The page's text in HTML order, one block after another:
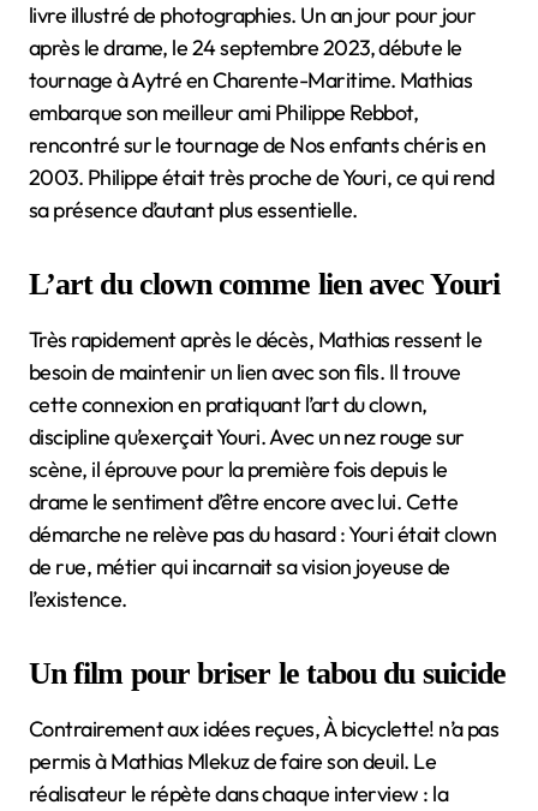
livre illustré de photographies. Un an jour pour jour
après le drame, le 24 septembre 2023, débute le
tournage à Aytré en Charente-Maritime. Mathias
embarque son meilleur ami Philippe Rebbot,
rencontré sur le tournage de Nos enfants chéris en
2003. Philippe était très proche de Youri, ce qui rend
sa présence d’autant plus essentielle.
L’art du clown comme lien avec Youri
Très rapidement après le décès, Mathias ressent le
besoin de maintenir un lien avec son fils. Il trouve
cette connexion en pratiquant l’art du clown,
discipline qu’exerçait Youri. Avec un nez rouge sur
scène, il éprouve pour la première fois depuis le
drame le sentiment d’être encore avec lui. Cette
démarche ne relève pas du hasard : Youri était clown
de rue, métier qui incarnait sa vision joyeuse de
l’existence.
Un film pour briser le tabou du suicide
Contrairement aux idées reçues, À bicyclette! n’a pas
permis à Mathias Mlekuz de faire son deuil. Le
réalisateur le répète dans chaque interview : la